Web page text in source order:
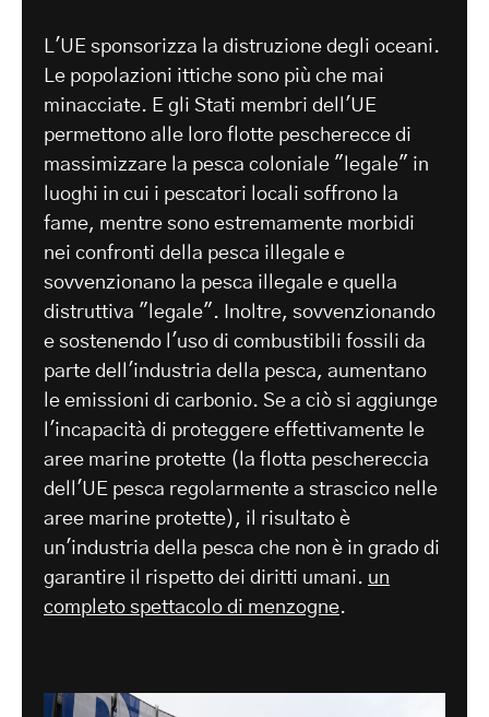
L'UE sponsorizza la distruzione degli oceani.
Le popolazioni ittiche sono più che mai
minacciate. E gli Stati membri dell'UE
permettono alle loro flotte pescherecce di
massimizzare la pesca coloniale "legale" in
luoghi in cui i pescatori locali soffrono la
fame, mentre sono estremamente morbidi
nei confronti della pesca illegale e
sovvenzionano la pesca illegale e quella
distruttiva "legale". Inoltre, sovvenzionando
e sostenendo l'uso di combustibili fossili da
parte dell'industria della pesca, aumentano
le emissioni di carbonio. Se a ciò si aggiunge
l'incapacità di proteggere effettivamente le
aree marine protette (la flotta peschereccia
dell'UE pesca regolarmente a strascico nelle
aree marine protette), il risultato è
un'industria della pesca che non è in grado di
garantire il rispetto dei diritti umani. un
completo spettacolo di menzogne.